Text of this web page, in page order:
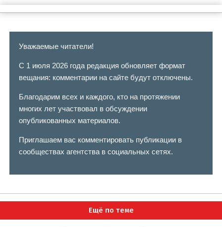
Уважаемые читатели!
С 1 июля 2026 года редакция обновляет формат
вещания: комментарии на сайте будут отключены.
Благодарим всех и каждого, кто на протяжении
многих лет участвовал в обсуждении
опубликованных материалов.
Приглашаем вас комментировать публикации в
сообществах агентства в социальных сетях.
Ещё по теме